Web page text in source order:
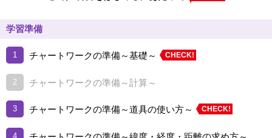
学習準備
1 チャートワークの準備～基礎～
2 チャートワークの準備～計算～
3 チャートワークの準備～道具の使い方～
4